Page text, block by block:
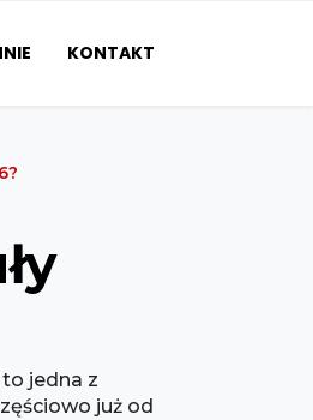
KONTAKT
jedna z
już od